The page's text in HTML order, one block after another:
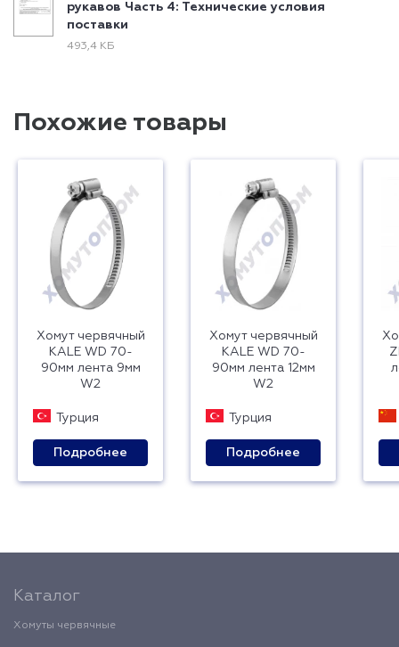
рукавов Часть 4: Технические условия
поставки
493,4 КБ
Похожие товары
Хомут червячный
KALE WD 70-
90мм лента 9мм
W2
Турция
Подробнее
Хомут червячный
KALE WD 70-
90мм лента 12мм
W2
Турция
Подробнее
Каталог
Хомуты червячные